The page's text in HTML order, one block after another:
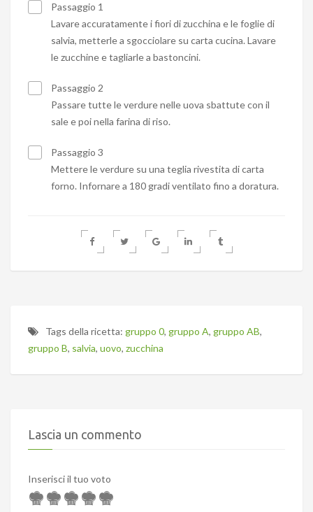
Passaggio 1
Lavare accuratamente i fiori di zucchina e le foglie di
salvia, metterle a sgocciolare su carta cucina. Lavare
le zucchine e tagliarle a bastoncini.
Passaggio 2
Passare tutte le verdure nelle uova sbattute con il
sale e poi nella farina di riso.
Passaggio 3
Mettere le verdure su una teglia rivestita di carta
forno. Infornare a 180 gradi ventilato fino a doratura.
Tags della ricetta: gruppo 0, gruppo A, gruppo AB,
gruppo B, salvia, uovo, zucchina
Lascia un commento
Inserisci il tuo voto